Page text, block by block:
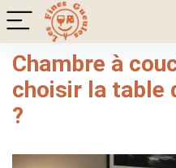
Chambre à
choisir la table
?